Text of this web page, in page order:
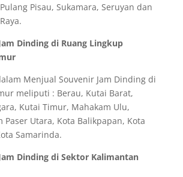
Pisau, Sukamara, Seruyan dan
Dinding di Ruang Lingkup
Menjual Souvenir Jam Dinding di
meliputi : Berau, Kutai Barat,
Kutai Timur, Mahakam Ulu,
Paser Utara, Kota Balikpapan, Kota
Samarinda.
Dinding di Sektor Kalimantan